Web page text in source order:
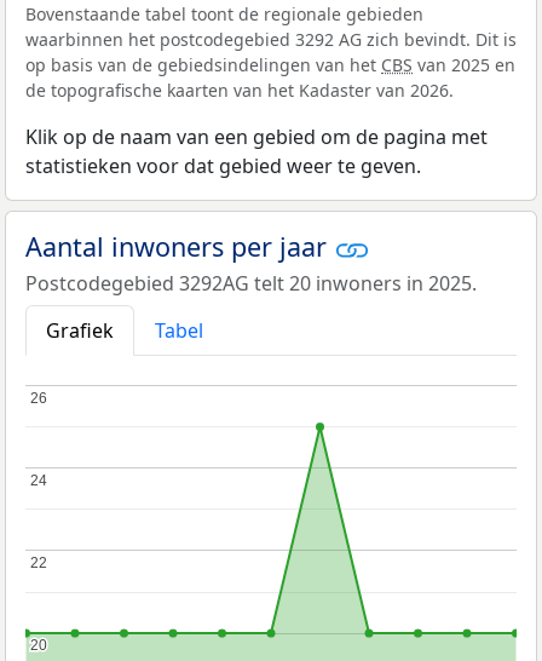
Bovenstaande tabel toont de regionale gebieden
waarbinnen het postcodegebied 3292 AG zich bevindt. Dit is
op basis van de gebiedsindelingen van het CBS van 2025 en
de topografische kaarten van het Kadaster van 2026.
Klik op de naam van een gebied om de pagina met
statistieken voor dat gebied weer te geven.
Aantal inwoners per jaar
Postcodegebied 3292AG telt 20 inwoners in 2025.
Grafiek
Tabel
20
20
22
22
24
24
26
26